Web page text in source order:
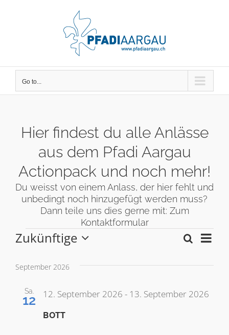
Go to...
Hier findest du alle Anlässe
aus dem Pfadi Aargau
Actionpack und noch mehr!
Du weisst von einem Anlass, der hier fehlt und
unbedingt noch hinzugefügt werden muss?
Dann teile uns dies gerne mit: Zum
Kontaktformular
Veranstaltungen
Such-
Suche
Liste
Zukünftige
Sie
das
Datum
aus.
September 2026
Sa.
12
BOTT
12. September 2026 - 13. September 2026